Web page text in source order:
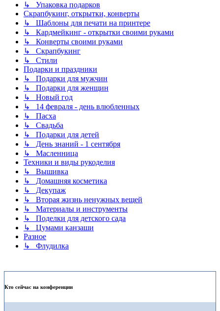
↳ Упаковка подарков
Скрапбукинг, открытки, конверты
↳ Шаблоны для печати на принтере
↳ Кардмейкинг - открытки своими руками
↳ Конверты своими руками
↳ Скрапбукинг
↳ Стили
Подарки и праздники
↳ Подарки для мужчин
↳ Подарки для женщин
↳ Новый год
↳ 14 февраля - день влюбленных
↳ Пасха
↳ Свадьба
↳ Подарки для детей
↳ День знаний - 1 сентября
↳ Масленница
Техники и виды рукоделия
↳ Вышивка
↳ Домашняя косметика
↳ Декупаж
↳ Вторая жизнь ненужных вещей
↳ Материалы и инструменты
↳ Поделки для детского сада
↳ Цумами канзаши
Разное
↳ Флудилка
Кто сейчас на конференции